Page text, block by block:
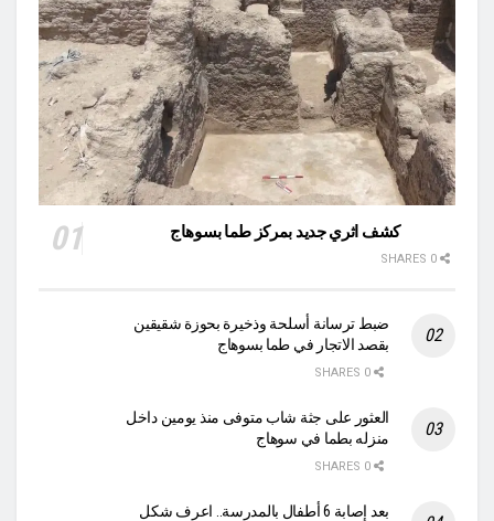
كشف اثري جديد بمركز طما بسوهاج
ضبط ترسانة أسلحة وذخيرة بحوزة شقيقين
بقصد الاتجار في طما بسوهاج
العثور على جثة شاب متوفى منذ يومين داخل
منزله بطما في سوهاج
بعد إصابة 6 أطفال بالمدرسة.. اعرف شكل